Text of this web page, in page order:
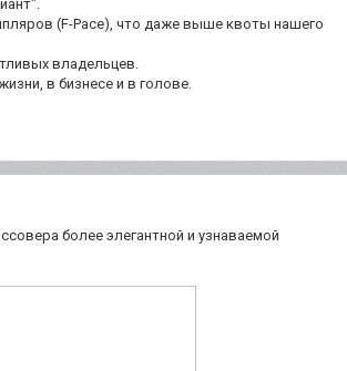
(F-Pace), что даже выше квоты нашего
владельцев.
в бизнесе и в голове.
более элегантной и узнаваемой